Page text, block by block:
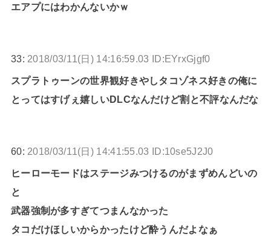
エアプにはわかんないかｗ
33: 2018/03/11(日) 14:16:59.03 ID:EYrxGjgf0
スプラトゥーンの世界観好きやしタコゾネス好きの俺に
とってはすげぇ嬉しいDLCなんだけど割と不評なんだな
60: 2018/03/11(日) 14:41:55.03 ID:10se5J2J0
ヒーローモードはステージみつけるのがまずめんどいの
と
武器強制が多すぎてつまんなかった
タコだけほしいからかったけど酔うんだよなぁ